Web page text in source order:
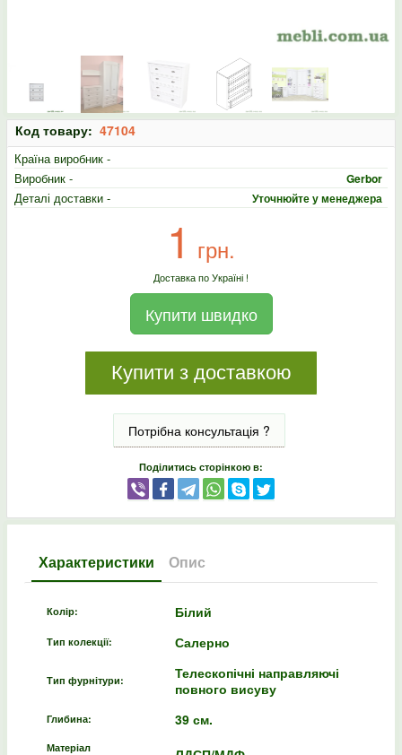
Код товару: 47104
Країна виробник -
Виробник -
Gerbor
Деталі доставки - Уточнюйте у менеджера
1 грн.
Доставка по Україні !
Купити швидко
Купити з доставкою
Потрібна консультація ?
Поділитись сторінкою в:
Характеристики Опис
Колір: Білий
Тип колекції: Салерно
Тип фурнітури:
Телескопічні направляючі
повного висуву
Глибина: 39 см.
Матеріал